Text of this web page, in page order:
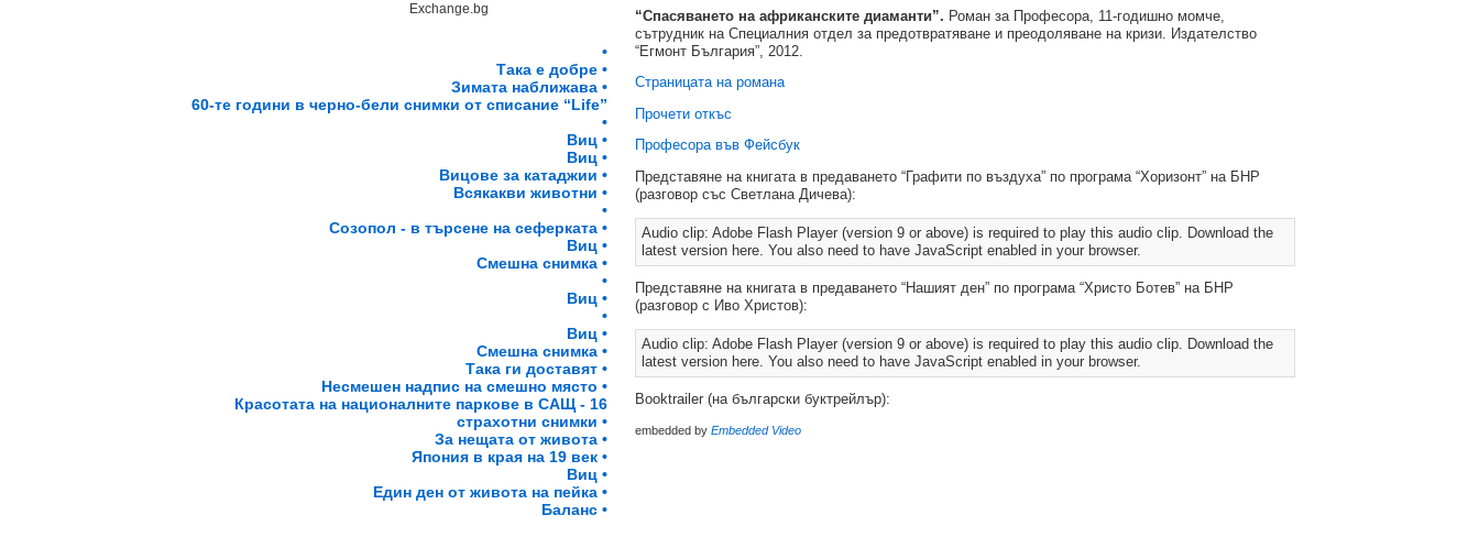
“Спасяването на африканските диаманти”. Роман за Професора, 11-годишно момче,
сътрудник на Специалния отдел за предотвратяване и преодоляване на кризи. Издателство
“Егмонт България”, 2012.
Страницата на романа
Прочети откъс
Професора във Фейсбук
Представяне на книгата в предаването “Графити по въздуха” по програма “Хоризонт” на БНР
(разговор със Светлана Дичева):
Audio clip: Adobe Flash Player (version 9 or above) is required to play this audio clip. Download the
latest version here. You also need to have JavaScript enabled in your browser.
Представяне на книгата в предаването “Нашият ден” по програма “Христо Ботев” на БНР
(разговор с Иво Христов):
Audio clip: Adobe Flash Player (version 9 or above) is required to play this audio clip. Download the
latest version here. You also need to have JavaScript enabled in your browser.
Booktrailer (на български буктрейлър):
embedded by Embedded Video
Exchange.bg
•
Така е добре •
Зимата наближава •
60-те години в черно-бели снимки от списание “Life”
•
Виц •
Виц •
Вицове за катаджии •
Всякакви животни •
•
Созопол - в търсене на сеферката •
Виц •
Смешна снимка •
•
Виц •
•
Виц •
Смешна снимка •
Така ги доставят •
Несмешен надпис на смешно място •
Красотата на националните паркове в САЩ - 16
страхотни снимки •
За нещата от живота •
Япония в края на 19 век •
Виц •
Един ден от живота на пейка •
Баланс •